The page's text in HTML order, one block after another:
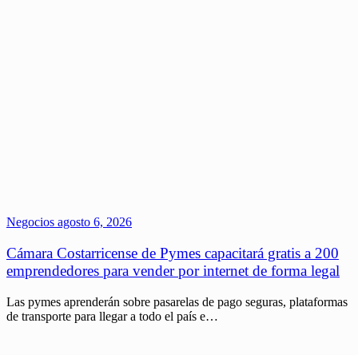
Negocios agosto 6, 2026
Cámara Costarricense de Pymes capacitará gratis a 200
emprendedores para vender por internet de forma legal
Las pymes aprenderán sobre pasarelas de pago seguras, plataformas
de transporte para llegar a todo el país e…